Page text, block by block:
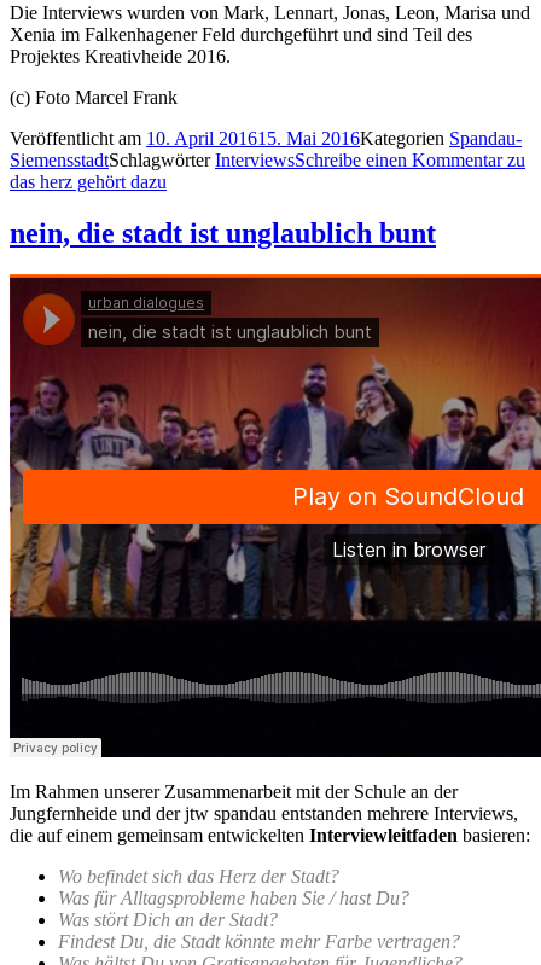
Die Interviews wurden von Mark, Lennart, Jonas, Leon, Marisa und
Xenia im Falkenhagener Feld durchgeführt und sind Teil des
Projektes Kreativheide 2016.
(c) Foto Marcel Frank
Veröffentlicht am 10. April 201615. Mai 2016Kategorien Spandau-
SiemensstadtSchlagwörterInterviewsSchreibe einen Kommentarzu
das herz gehört dazu
nein, die stadt ist unglaublich bunt
Im Rahmen unserer Zusammenarbeit mit der Schule an der
Jungfernheide und der jtw spandau entstanden mehrere Interviews,
die auf einem gemeinsam entwickelten Interviewleitfaden basieren:
Wo befindet sich das Herz der Stadt?
Was für Alltagsprobleme haben Sie / hast Du?
Was stört Dich an der Stadt?
Findest Du, die Stadt könnte mehr Farbe vertragen?